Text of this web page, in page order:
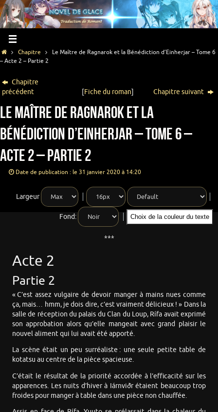
Chapitre
Le Maître de Ragnarok et la Bénédiction d’Einherjar – Tome 6
– Acte 2 – Partie 2
Chapitre
précédent
[Fiche du roman] Chapitre suivant
Le Maître de Ragnarok et la
Bénédiction d’Einherjar – Tome 6 –
Acte 2 – Partie 2
Date de publication : le 31 janvier 2020 à 14:20
Largeur
Fond: Choix de la couleur du texte
***
Acte 2
Partie 2
« C’est assez vulgaire de devoir manger à mains nues comme
ça, mais… hmm, je dois dire, c’est vraiment délicieux ! » Dans la
salle de réception du palais du Clan du Loup, Rífa avait exprimé
son approbation alors qu’elle mangeait avec grand plaisir le
nouvel aliment qui lui avait été apporté.
La scène était un peu surréaliste : une seule petite table de
kotatsu au centre de la pièce spacieuse.
C’était le résultat de la priorité accordée à l’efficacité sur les
apparences. Les nuits d’hiver à Iárnviðr étaient beaucoup trop
froides pour manger à table dans une pièce non chauffée.